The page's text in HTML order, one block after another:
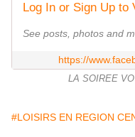
Log In or Sign Up to
See posts, photos and
https://
LA SOIREE
#LOISIRS EN REGION